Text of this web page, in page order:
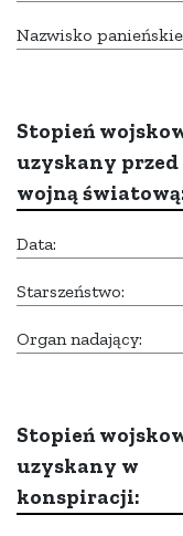
Nazwisko
Stopień
uzyskany przed
wojną
Data:
Starszeństwo:
Organ nadający:
Stopień
uzyskany w
konspiracji: